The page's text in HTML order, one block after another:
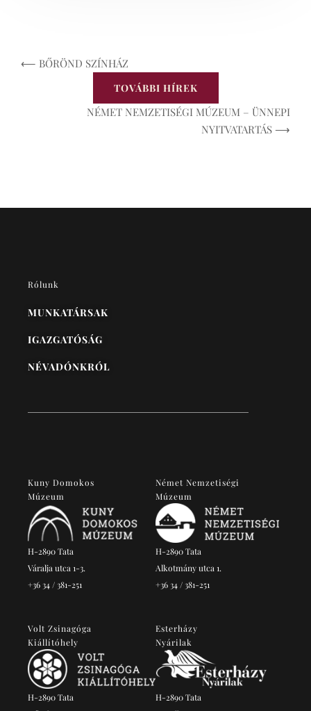
⟵ BŐRÖND SZÍNHÁZ
TOVÁBBI HÍREK
NÉMET NEMZETISÉGI MÚZEUM – ÜNNEPI
NYITVATARTÁS ⟶
Rólunk
MUNKATÁRSAK
IGAZGATÓSÁG
NÉVADÓNKRÓL
Kuny Domokos
Múzeum
H-2890 Tata
Váralja utca 1-3.
+36 34 / 381-251
Német Nemzetiségi
Múzeum
H-2890 Tata
Alkotmány utca 1.
+36 34 / 381-251
Volt Zsinagóga
Kiállítóhely
H-2890 Tata
Esterházy
Nyárilak
H-2890 Tata